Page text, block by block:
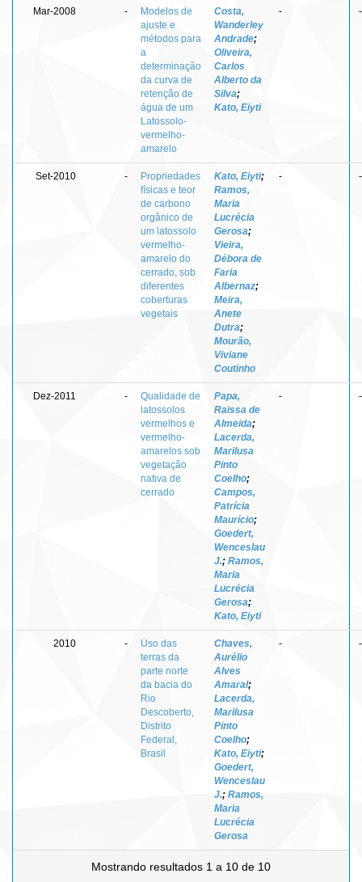
Mar-2008 -
Modelos de
ajuste e
métodos para
a
determinação
da curva de
retenção de
água de um
Latossolo-
vermelho-
amarelo
Costa,
Wanderley
Andrade;
Oliveira,
Carlos
Alberto da
Silva;
Kato, Eiyti
- -
Set-2010 -
Propriedades
físicas e teor
de carbono
orgânico de
um latossolo
vermelho-
amarelo do
cerrado, sob
diferentes
coberturas
vegetais
Kato, Eiyti;
Ramos,
Maria
Lucrécia
Gerosa;
Vieira,
Débora de
Faria
Albernaz;
Meira,
Anete
Dutra;
Mourão,
Viviane
Coutinho
- -
Dez-2011 -
Qualidade de
latossolos
vermelhos e
vermelho-
amarelos sob
vegetação
nativa de
cerrado
Papa,
Raissa de
Almeida;
Lacerda,
Marilusa
Pinto
Coelho;
Campos,
Patrícia
Maurício;
Goedert,
Wenceslau
J.; Ramos,
Maria
Lucrécia
Gerosa;
Kato, Eiyti
- -
2010 -
Uso das
terras da
parte norte
da bacia do
Rio
Descoberto,
Distrito
Federal,
Brasil
Chaves,
Aurélio
Alves
Amaral;
Lacerda,
Marilusa
Pinto
Coelho;
Kato, Eiyti;
Goedert,
Wenceslau
J.; Ramos,
Maria
Lucrécia
Gerosa
- -
Mostrando resultados 1 a 10 de 10